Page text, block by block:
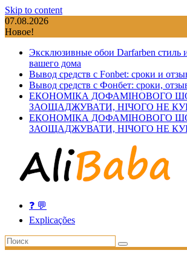
Skip to content
07.08.2026
Новое!
Эксклюзивные обои Darfarben стиль
вашего дома
Вывод средств с Fonbet: сроки и
Вывод средств с Фонбет: сроки,
ЕКОНОМІКА ДОФАМІНОВОГО
ЗАОЩАДЖУВАТИ, НІЧОГО НЕ
ЕКОНОМІКА ДОФАМІНОВОГО
ЗАОЩАДЖУВАТИ, НІЧОГО НЕ
❓ 💬
Explicações